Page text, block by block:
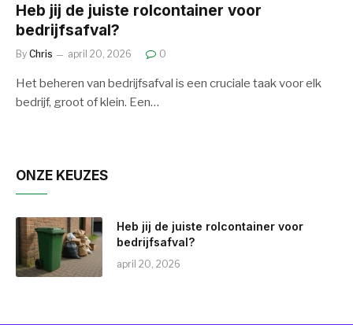
Heb jij de juiste rolcontainer voor
bedrijfsafval?
By Chris april 20, 2026 0
Het beheren van bedrijfsafval is een cruciale taak voor elk
bedrijf, groot of klein. Een…
ONZE KEUZES
Heb jij de juiste rolcontainer voor
bedrijfsafval?
april 20, 2026